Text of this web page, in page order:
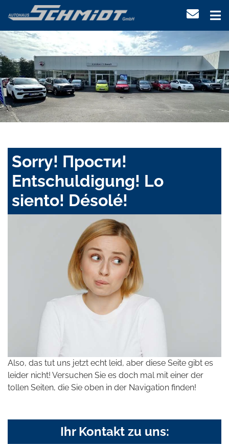
Sorry! Прости!
Entschuldigung! Lo
siento! Désolé!
Also, das tut uns jetzt echt leid, aber diese Seite gibt es
leider nicht! Versuchen Sie es doch mal mit einer der
tollen Seiten, die Sie oben in der Navigation finden!
Ihr Kontakt zu uns: